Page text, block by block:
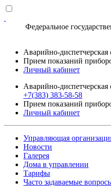
Федеральное
Наш
Аварийно-диспетчерская
Прием показаний
Личный кабинет
Аварийно-диспетчерская
+7(383) 383-58-58
Прием показаний
Личный кабинет
Управляющая
Новости
Галерея
Дома в управлении
Тарифы
Часто задаваемые